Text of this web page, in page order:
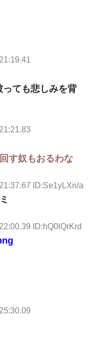
ても悲しみを背
す奴もおるわな
ID:Se1yLXn/a
ID:hQ0lQrKrd